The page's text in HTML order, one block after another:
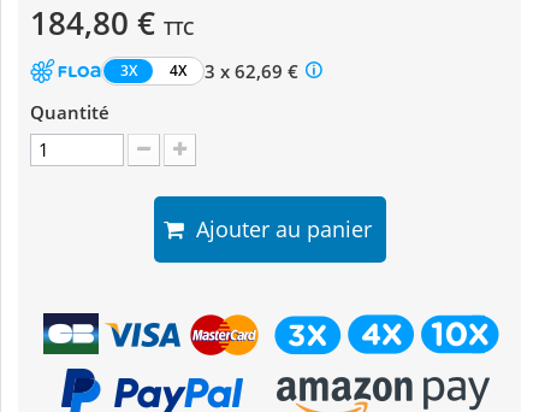
184,80 € TTC
3X 4X
3 x 62,69 €
Quantité
Ajouter au panier